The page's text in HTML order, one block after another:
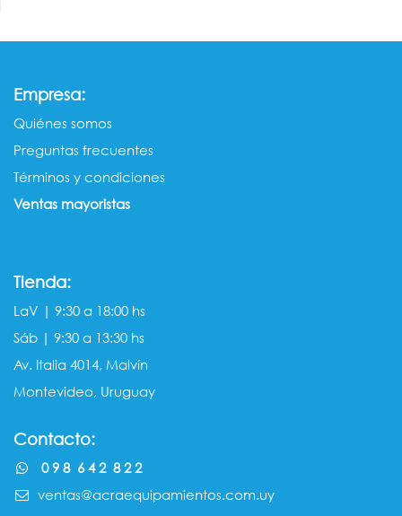
Empresa:
Quiénes somos​​
Preguntas frecuentes
Términos y condiciones
Ventas mayorista​s
Tienda:
LaV | 9:30 a 18:00 hs
Sáb | 9:30 a 13:30 hs
Av. Italia 4014, Malvín
Montevideo, Uruguay
Contacto:
0 9 8 6 4 2 8 2 2
ventas@acraequipamientos.com.uy